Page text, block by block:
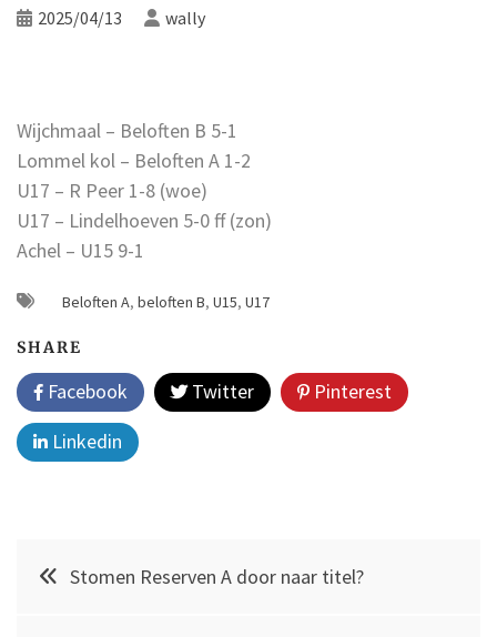
2025/04/13 wally
Wijchmaal – Beloften B 5-1
Lommel kol – Beloften A 1-2
U17 – R Peer 1-8 (woe)
U17 – Lindelhoeven 5-0 ff (zon)
Achel – U15 9-1
Beloften A, beloften B, U15, U17
SHARE
Facebook Twitter
Pinterest
Linkedin
Post Stomen Reserven A door naar titel?